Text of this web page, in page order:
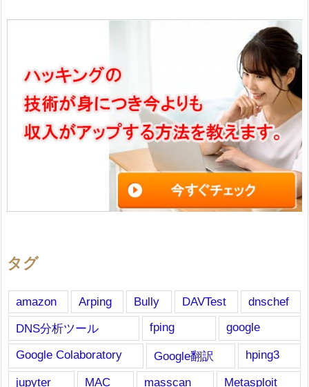
タグ
amazon Arping Bully DAVTest
dnschef
DNS分析ツール
fping
google
Google Colaboratory
Google翻訳
hping3
jupyter
MAC masscan
Metasploit